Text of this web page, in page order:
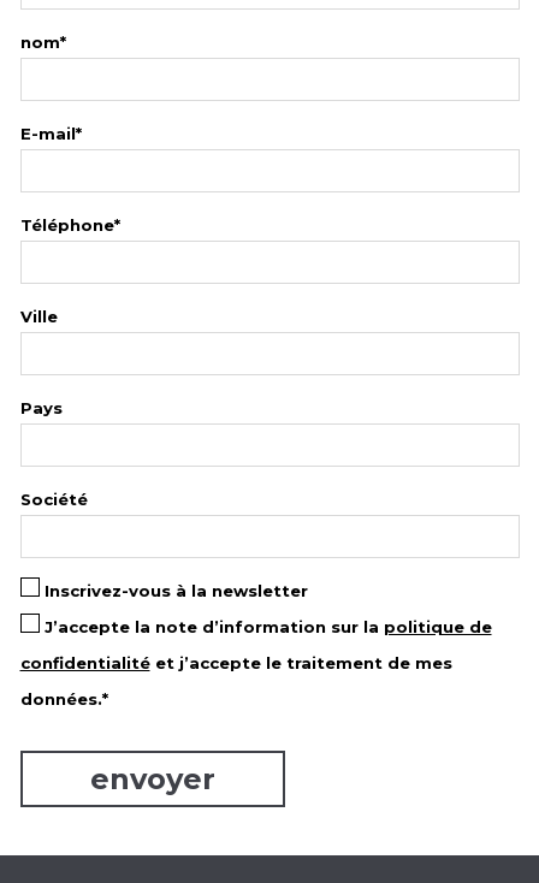
nom*
E-mail*
Téléphone*
Ville
Pays
Société
Inscrivez-vous à la newsletter
J’accepte la note d’information sur la politique de
confidentialitéet j’accepte le traitement de mes
données.*